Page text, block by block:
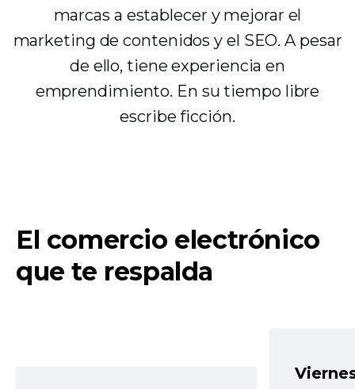
marcas a establecer y mejorar el
marketing de contenidos y el SEO. A pesar
de ello, tiene experiencia en
emprendimiento. En su tiempo libre
escribe ficción.
El comercio electrónico
que te respalda